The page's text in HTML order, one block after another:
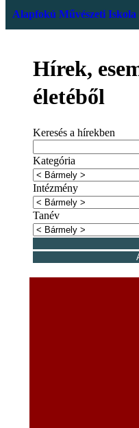
Alapfokú Művészeti Iskola
Hírek,
életéből
Keresés a hírekben
Kategória
Intézmény
Tanév